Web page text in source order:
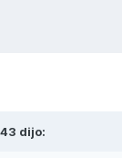
dijo: